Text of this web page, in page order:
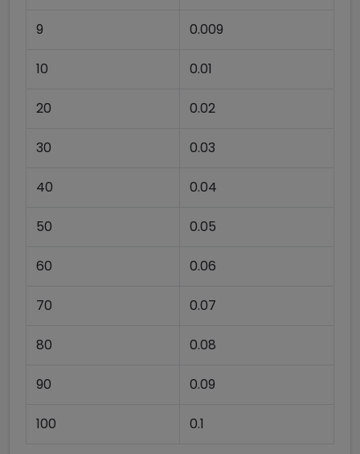
9 0.009
10 0.01
20 0.02
30 0.03
40 0.04
50 0.05
60 0.06
70 0.07
80 0.08
90 0.09
100 0.1